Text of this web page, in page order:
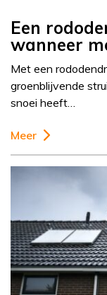
Een
wanneer
Met een
groenblijvende
snoei heeft…
Meer